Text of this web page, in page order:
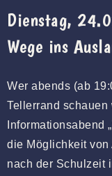
Dienstag,
Wege ins
Wer abends (ab
Tellerrand
Informationsabend
die Möglichkeit von
nach der Schulzeit